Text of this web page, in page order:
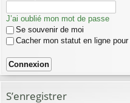
J’ai oublié mon mot de passe
Se souvenir de moi
Cacher mon statut en ligne
S’enregistrer